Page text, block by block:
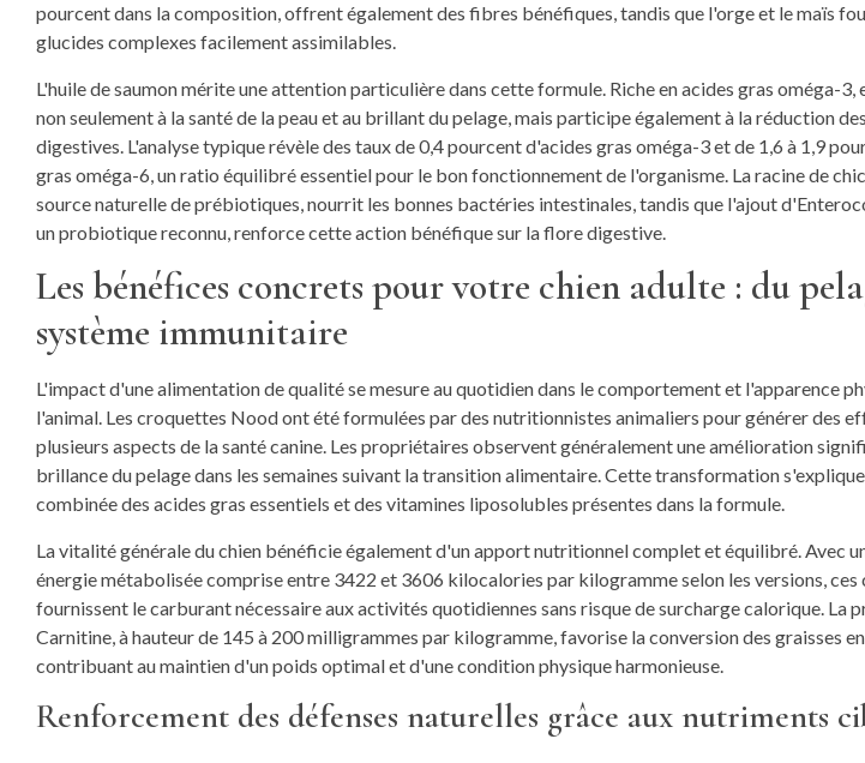
pourcent dans la composition, offrent également des fibres bénéfiques, tandis que l'orge et le maïs
glucides complexes facilement assimilables.
L'huile de saumon mérite une attention particulière dans cette formule. Riche en acides gras oméga-3,
non seulement à la santé de la peau et au brillant du pelage, mais participe également à la réduction
digestives. L'analyse typique révèle des taux de 0,4 pourcent d'acides gras oméga-3 et de 1,6 à 1,9
gras oméga-6, un ratio équilibré essentiel pour le bon fonctionnement de l'organisme. La racine de
source naturelle de prébiotiques, nourrit les bonnes bactéries intestinales, tandis que l'ajout
un probiotique reconnu, renforce cette action bénéfique sur la flore digestive.
Les bénéfices concrets pour votre chien adulte : du
système immunitaire
L'impact d'une alimentation de qualité se mesure au quotidien dans le comportement et l'apparence
l'animal. Les croquettes Nood ont été formulées par des nutritionnistes animaliers pour générer des
plusieurs aspects de la santé canine. Les propriétaires observent généralement une amélioration
brillance du pelage dans les semaines suivant la transition alimentaire. Cette transformation
combinée des acides gras essentiels et des vitamines liposolubles présentes dans la formule.
La vitalité générale du chien bénéficie également d'un apport nutritionnel complet et équilibré. Avec
énergie métabolisée comprise entre 3422 et 3606 kilocalories par kilogramme selon les versions, ces
fournissent le carburant nécessaire aux activités quotidiennes sans risque de surcharge calorique. La
Carnitine, à hauteur de 145 à 200 milligrammes par kilogramme, favorise la conversion des graisses en
contribuant au maintien d'un poids optimal et d'une condition physique harmonieuse.
Renforcement des défenses naturelles grâce aux nutriments